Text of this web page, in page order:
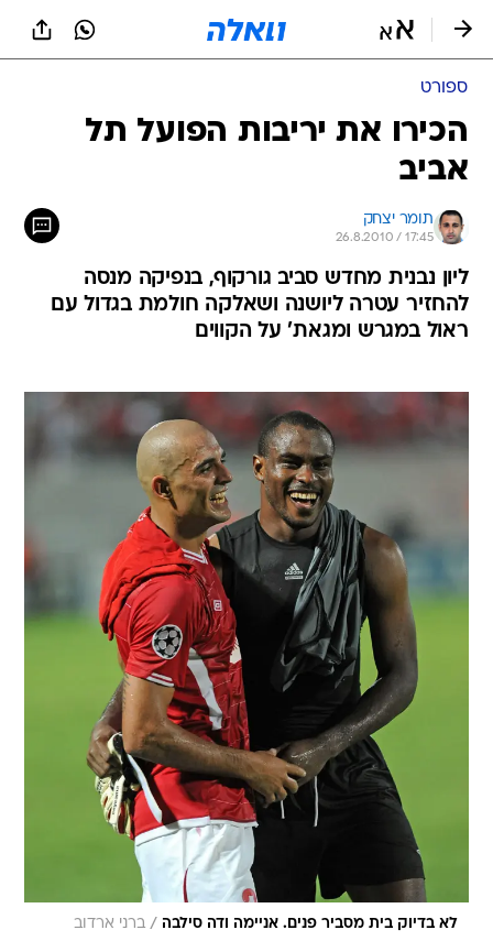
ספורט
הכירו את יריבות הפועל תל
אביב
תומר יצחק
26.8.2010 / 17:45
ליון נבנית מחדש סביב גורקוף, בנפיקה מנסה
להחזיר עטרה ליושנה ושאלקה חולמת בגדול עם
ראול במגרש ומגאת' על הקווים
לא בדיוק בית מסביר פנים. אניימה ודה סילבה / ברני ארדוב